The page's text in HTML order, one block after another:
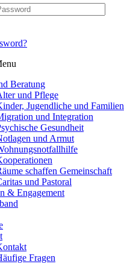
Beratung
und Pflege
Jugendliche und Familien
und Integration​
Gesundheit
und Armut
schaffen Gemeinschaft
und Pastoral
& Engagement
Fragen